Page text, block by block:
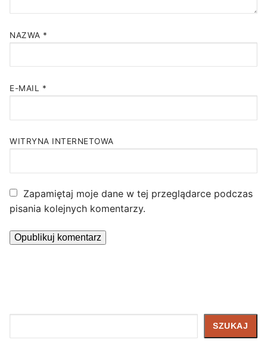
NAZWA *
E-MAIL *
WITRYNA INTERNETOWA
Zapamiętaj moje dane w tej przeglądarce podczas
pisania kolejnych komentarzy.
SZUKAJ